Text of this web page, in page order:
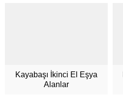
Kayabaşı İkinci El Eşya
Alanlar